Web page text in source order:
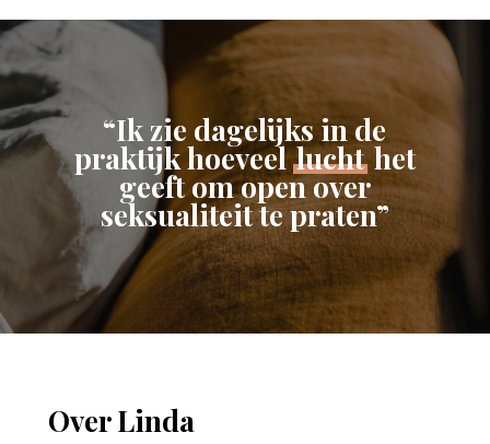
“Ik zie dagelijks in de
praktijk hoeveelluchthet
geeft om open over
seksualiteit te praten”
Over Linda